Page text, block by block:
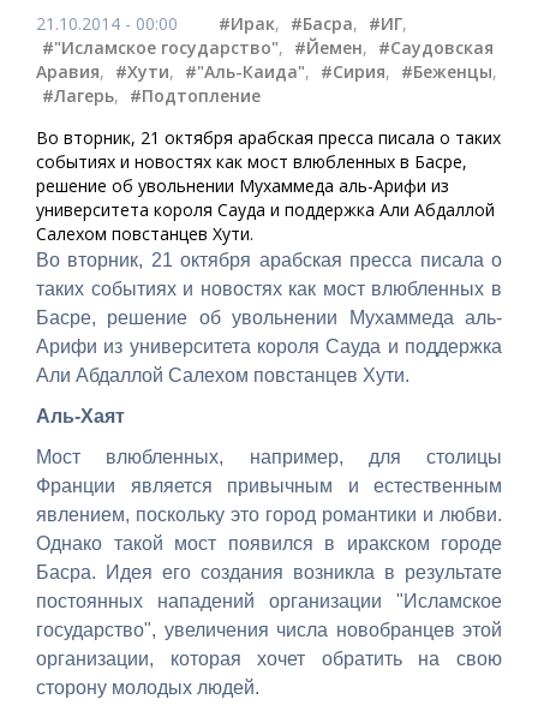
21.10.2014 - 00:00 #Ирак, #Басра, #ИГ,
#"Исламское государство", #Йемен, #Саудовская
Аравия, #Хути, #"Аль-Каида", #Сирия, #Беженцы,
#Лагерь, #Подтопление
Во вторник, 21 октября арабская пресса писала о таких
событиях и новостях как мост влюбленных в Басре,
решение об увольнении Мухаммеда аль-Арифи из
университета короля Сауда и поддержка Али Абдаллой
Салехом повстанцев Хути.
Во вторник, 21 октября арабская пресса писала о
таких событиях и новостях как мост влюбленных в
Басре, решение об увольнении Мухаммеда аль-
Арифи из университета короля Сауда и поддержка
Али Абдаллой Салехом повстанцев Хути.
Аль-Хаят
Мост влюбленных, например, для столицы
Франции является привычным и естественным
явлением, поскольку это город романтики и любви.
Однако такой мост появился в иракском городе
Басра. Идея его создания возникла в результате
постоянных нападений организации "Исламское
государство", увеличения числа новобранцев этой
организации, которая хочет обратить на свою
сторону молодых людей.